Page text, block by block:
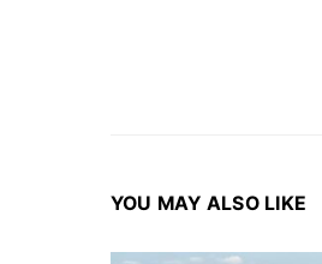
YOU MAY ALSO LIKE